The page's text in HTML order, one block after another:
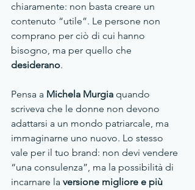
chiaramente: non basta creare un
contenuto “utile”. Le persone non
comprano per ciò di cui hanno
bisogno, ma per quello che
desiderano.
Pensa a Michela Murgia quando
scriveva che le donne non devono
adattarsi a un mondo patriarcale, ma
immaginarne uno nuovo. Lo stesso
vale per il tuo brand: non devi vendere
“una consulenza”, ma la possibilità di
incarnare la versione migliore e più